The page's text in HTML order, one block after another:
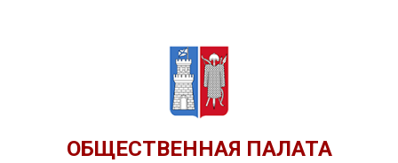
ОБЩЕСТВЕННАЯ ПАЛАТА